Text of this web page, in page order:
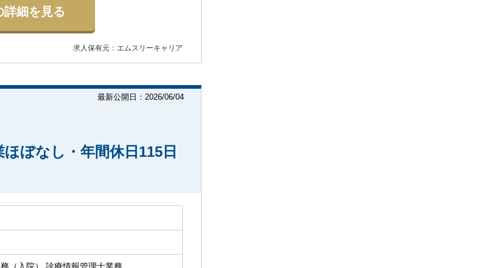
詳細を見る
求人保有元：エムスリーキャリア
最新公開日：2026/06/04
ぼなし・年間休日115日